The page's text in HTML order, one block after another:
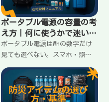
ポータブル電源の容量の考
え方｜何に使うかで迷いを
終わらせる
ポータブル電源はWhの数字だけ
見ても選べない。スマホ・照
の」を先に決め、何時間・何回
の目安に落として容量を決める
考え方を在宅避難向けに整理し